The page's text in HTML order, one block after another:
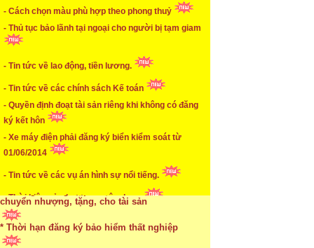
- Cách chọn màu phù hợp theo phong thuỷ
- Thủ tục bảo lãnh tại ngoại cho người bị tạm giam
- Tin tức về lao động, tiền lương.
- Tin tức về các chính sách Kế toán
- Quyền định đoạt tài sản riêng khi không có đăng
ký kết hôn
- Xe máy điện phải đăng ký biển kiểm soát từ
01/06/2014
- Tin tức về các vụ án hình sự nổi tiếng.
- Thời hiệu xử phạt trong xây dựng
* TUYỂN DỤNG KẾ TOÁN (thường xuyên)
...xem chi tiết
* Cách chọn màu phù hợp theo phong thuỷ
...xem chi tiết
* Mức phạt khi chậm nộp báo cáo thuế
...xem chi tiết
* Lập di chúc bằng miệng có cần đi công chứng
* Những trường hợp được miễn thuế TNCN khi
chuyển nhượng, tặng, cho tài sản
* Thời hạn đăng ký bảo hiểm thất nghiệp